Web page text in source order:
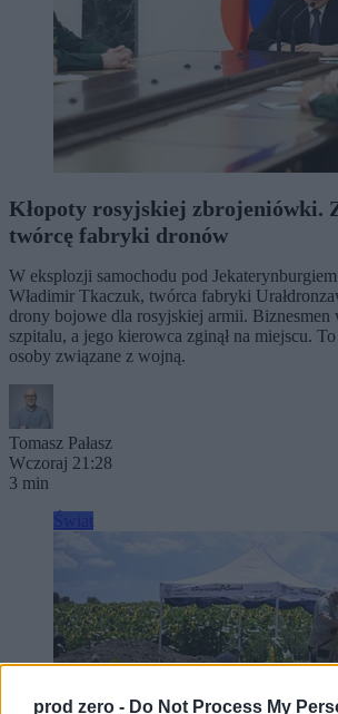
prod zero - Do Not Process My
Kłopoty rosyjskiej zbrojeniówki.
twórcę fabryki dronów
W eksplozji samochodu pod
Władimir Tkaczuk, twórca fabryki
drony bojowe dla rosyjskiej armii. Biznesmen
szpitalu, a jego kierowca zginął na miejscu.
osoby związane z wojną.
Tomasz Pałasz
Wczoraj 21:28
3 min